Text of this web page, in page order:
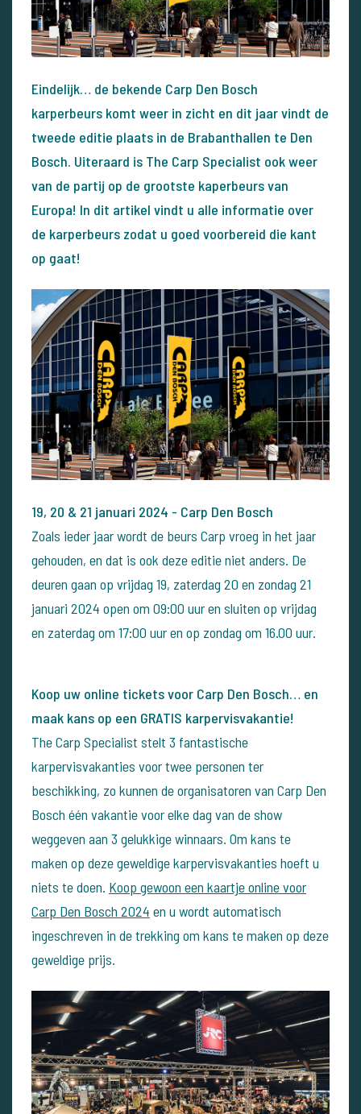
Eindelijk… de bekende Carp Den Bosch
karperbeurs komt weer in zicht en dit jaar vindt de
tweede editie plaats in de Brabanthallen te Den
Bosch. Uiteraard is The Carp Specialist ook weer
van de partij op de grootste kaperbeurs van
Europa! In dit artikel vindt u alle informatie over
de karperbeurs zodat u goed voorbereid die kant
op gaat!
19, 20 & 21 januari 2024 - Carp Den Bosch
Zoals ieder jaar wordt de beurs Carp vroeg in het jaar
gehouden, en dat is ook deze editie niet anders. De
deuren gaan op vrijdag 19, zaterdag 20 en zondag 21
januari 2024 open om 09:00 uur en sluiten op vrijdag
en zaterdag om 17:00 uur en op zondag om 16.00 uur.
Koop uw online tickets voor Carp Den Bosch… en
maak kans op een GRATIS karpervisvakantie!
The Carp Specialist stelt 3 fantastische
karpervisvakanties voor twee personen ter
beschikking, zo kunnen de organisatoren van Carp Den
Bosch één vakantie voor elke dag van de show
weggeven aan 3 gelukkige winnaars. Om kans te
maken op deze geweldige karpervisvakanties hoeft u
niets te doen. Koop gewoon een kaartje online voor
Carp Den Bosch 2024 en u wordt automatisch
ingeschreven in de trekking om kans te maken op deze
geweldige prijs.